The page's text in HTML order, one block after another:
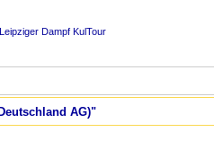
Dampf KulTour
AG)"